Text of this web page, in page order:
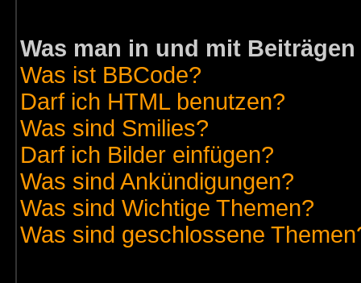
Was man in und mit
Was ist BBCode?
Darf ich HTML benutzen?
Was sind Smilies?
Darf ich Bilder einfügen?
Was sind Ankündigungen?
Was sind Wichtige Themen?
Was sind geschlossene